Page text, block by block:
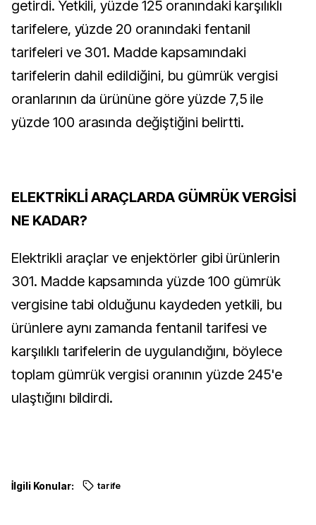
getirdi. Yetkili, yüzde 125 oranındaki karşılıklı
tarifelere, yüzde 20 oranındaki fentanil
tarifeleri ve 301. Madde kapsamındaki
tarifelerin dahil edildiğini, bu gümrük vergisi
oranlarının da ürününe göre yüzde 7,5 ile
yüzde 100 arasında değiştiğini belirtti.
ELEKTRİKLİ ARAÇLARDA GÜMRÜK VERGİSİ
NE KADAR?
Elektrikli araçlar ve enjektörler gibi ürünlerin
301. Madde kapsamında yüzde 100 gümrük
vergisine tabi olduğunu kaydeden yetkili, bu
ürünlere aynı zamanda fentanil tarifesi ve
karşılıklı tarifelerin de uygulandığını, böylece
toplam gümrük vergisi oranının yüzde 245'e
ulaştığını bildirdi.
İlgili Konular: tarife